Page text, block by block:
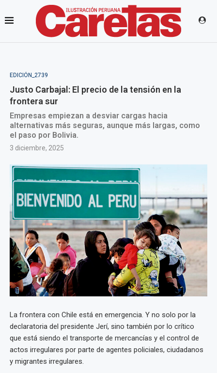
EDICIÓN_2739
Justo Carbajal: El precio de la tensión en la
frontera sur
Empresas empiezan a desviar cargas hacia
alternativas más seguras, aunque más largas, como
el paso por Bolivia.
3 diciembre, 2025
La frontera con Chile está en emergencia. Y no solo por la
declaratoria del presidente Jerí, sino también por lo crítico
que está siendo el transporte de mercancías y el control de
actos irregulares por parte de agentes policiales, ciudadanos
y migrantes irregulares.